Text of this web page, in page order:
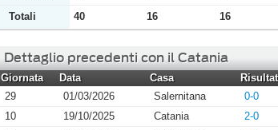
Totali
40 16 16
Dettaglio precedenti con il Catania
Giornata Data Casa
29
01/03/2026 Salernitana 0-0
10
19/10/2025 Catania 2-0